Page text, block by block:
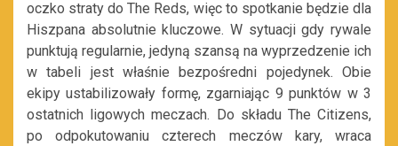
oczko straty do The Reds, więc to spotkanie będzie dla
Hiszpana absolutnie kluczowe. W sytuacji gdy rywale
punktują regularnie, jedyną szansą na wyprzedzenie ich
w tabeli jest właśnie bezpośredni pojedynek. Obie
ekipy ustabilizowały formę, zgarniając 9 punktów w 3
ostatnich ligowych meczach. Do składu The Citizens,
po odpokutowaniu czterech meczów kary, wraca